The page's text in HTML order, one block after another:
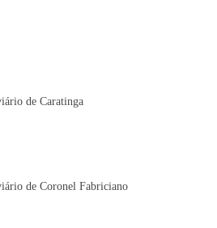
de Caratinga
de Coronel Fabriciano